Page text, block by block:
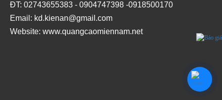
ĐT: 02743655383 - 0904747398 -0918500170
Email: kd.kienan@gmail.com
Website: www.quangcaomiennam.net